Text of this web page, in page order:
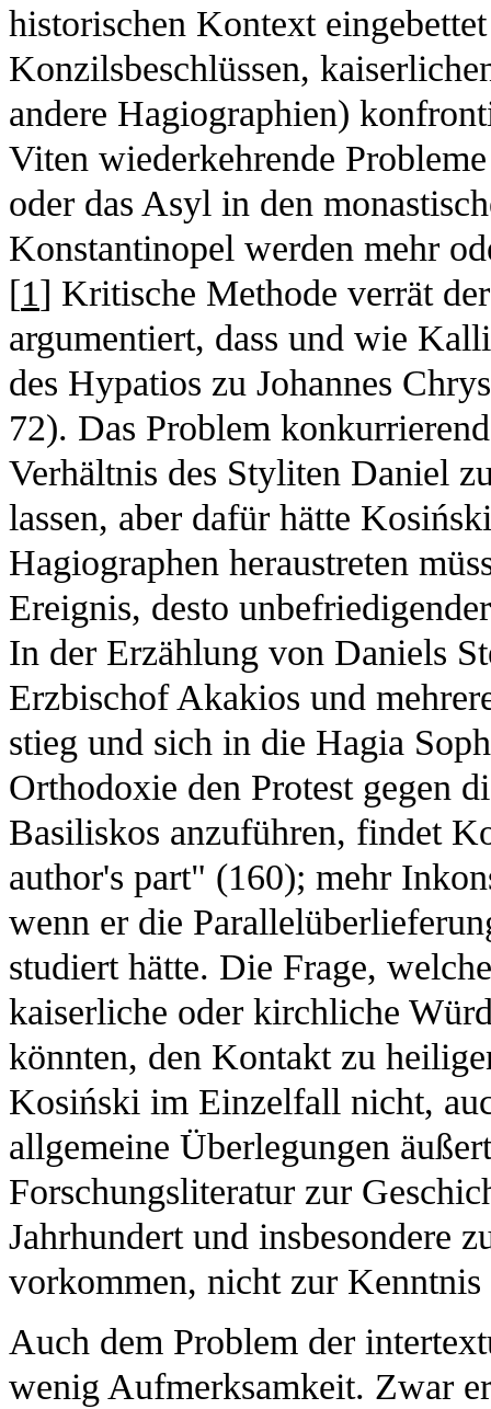
historischen Kontext
Konzilsbeschlüssen,
andere Hagiographien)
Viten wiederkehrende
oder das Asyl in den
Konstantinopel werden mehr
[1] Kritische Methode verrät
argumentiert, dass und wie
des Hypatios zu Johannes
72). Das Problem
Verhältnis des Styliten Daniel
lassen, aber dafür hätte
Hagiographen heraustreten
Ereignis, desto
In der Erzählung von Daniels
Erzbischof Akakios und
stieg und sich in die Hagia
Orthodoxie den Protest gegen
Basiliskos anzuführen, findet
author's part" (160); mehr
wenn er die
studiert hätte. Die Frage,
kaiserliche oder kirchliche
könnten, den Kontakt zu
Kosiński im Einzelfall nicht,
allgemeine Überlegungen
Forschungsliteratur zur
Jahrhundert und insbesondere
vorkommen, nicht zur Kenntnis
Auch dem Problem der
wenig Aufmerksamkeit. Zwar